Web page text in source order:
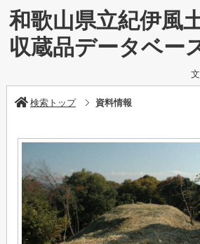
和歌山県立紀伊風
収蔵品データベー
検索トップ 資料情報